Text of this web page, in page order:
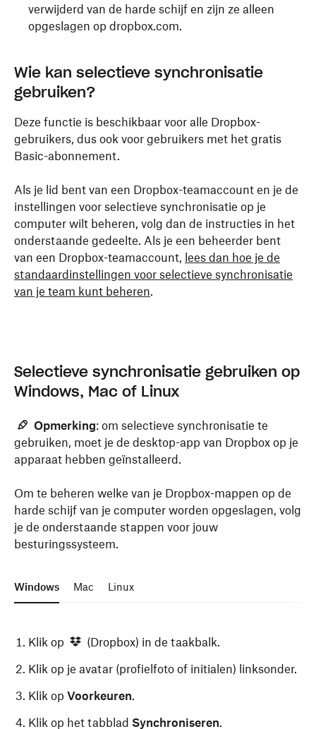
verwijderd van de harde schijf en zijn ze alleen
opgeslagen op dropbox.com.
Wie kan selectieve synchronisatie
gebruiken?
Deze functie is beschikbaar voor alle Dropbox-
gebruikers, dus ook voor gebruikers met het gratis
Basic-abonnement.
Als je lid bent van een Dropbox-teamaccount en je de
instellingen voor selectieve synchronisatie op je
computer wilt beheren, volg dan de instructies in het
onderstaande gedeelte. Als je een beheerder bent
van een Dropbox-teamaccount, lees dan hoe je de
standaardinstellingen voor selectieve synchronisatie
van je team kunt beheren.
Selectieve synchronisatie gebruiken op
Windows, Mac of Linux
Opmerking: om selectieve synchronisatie te
gebruiken, moet je de desktop-app van Dropbox op je
apparaat hebben geïnstalleerd .
Om te beheren welke van je Dropbox-mappen op de
harde schijf van je computer worden opgeslagen, volg
je de onderstaande stappen voor jouw
besturingssysteem.
Windows Mac Linux
Klik op
(Dropbox) in de taakbalk.
Klik op je avatar (profielfoto of initialen) linksonder.
Klik op Voorkeuren.
Klik op het tabblad Synchroniseren.